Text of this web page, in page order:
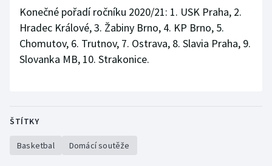
Konečné pořadí ročníku 2020/21: 1. USK Praha, 2.
Hradec Králové, 3. Žabiny Brno, 4. KP Brno, 5.
Chomutov, 6. Trutnov, 7. Ostrava, 8. Slavia Praha, 9.
Slovanka MB, 10. Strakonice.
ŠTÍTKY
Basketbal Domácí soutěže